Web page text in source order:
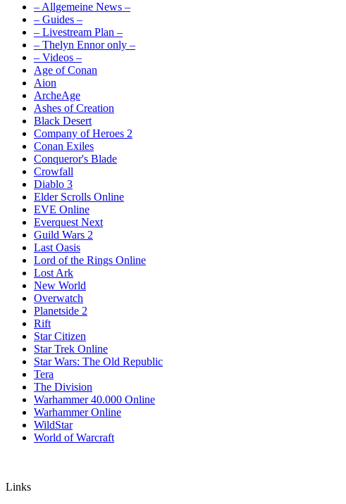
– Allgemeine News –
– Guides –
– Livestream Plan –
– Thelyn Ennor only –
– Videos –
Age of Conan
Aion
ArcheAge
Ashes of Creation
Black Desert
Company of Heroes 2
Conan Exiles
Conqueror's Blade
Crowfall
Diablo 3
Elder Scrolls Online
EVE Online
Everquest Next
Guild Wars 2
Last Oasis
Lord of the Rings Online
Lost Ark
New World
Overwatch
Planetside 2
Rift
Star Citizen
Star Trek Online
Star Wars: The Old Republic
Tera
The Division
Warhammer 40.000 Online
Warhammer Online
WildStar
World of Warcraft
Links